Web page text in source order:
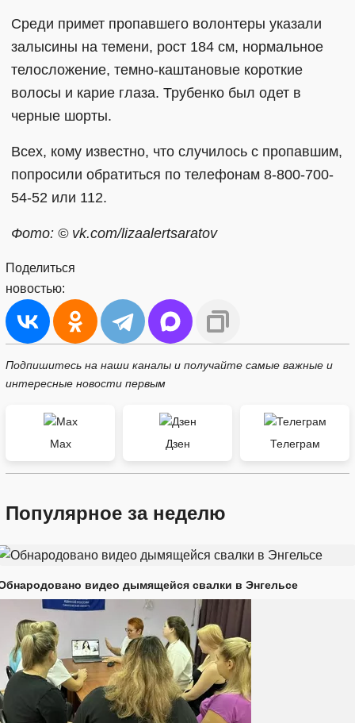
Среди примет пропавшего волонтеры указали
залысины на темени, рост 184 см, нормальное
телосложение, темно-каштановые короткие
волосы и карие глаза. Трубенко был одет в
черные шорты.
Всех, кому известно, что случилось с пропавшим,
попросили обратиться по телефонам 8-800-700-
54-52 или 112.
Фото: © vk.com/lizaalertsaratov
Поделиться
новостью:
Подпишитесь на наши каналы и получайте самые важные и
интересные новости первым
Max Дзен Телеграм
Популярное за неделю
видео дымящейся свалки в Энгельсе